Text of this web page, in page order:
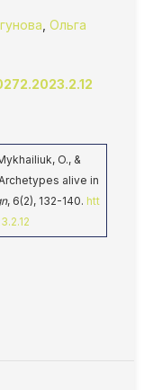
Ольга
O., &
alive in
, 6(2), 132-140. htt